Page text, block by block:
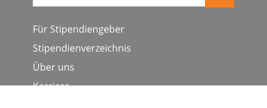
Suche
Für Stipendiengeber
Stipendienverzeichnis
Über uns
Karriere